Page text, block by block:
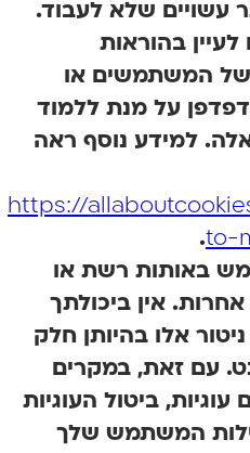
שלא לעבוד.
בהוראות
המשתמשים או
על מנת ללמוד
למידע נוסף ראה
https://
.
באותות רשת או
אין ביכולתך
אלו בהיותן חלק
עם זאת, במקרים
ביטול העוגיות
המשתמש שלך